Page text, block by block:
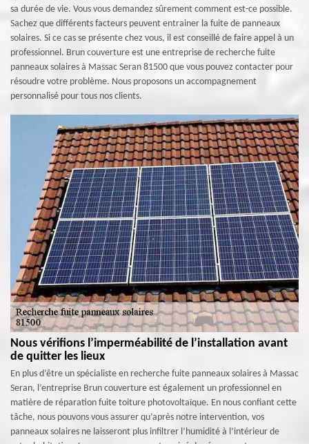
sa durée de vie. Vous vous demandez sûrement comment est-ce possible.
Sachez que différents facteurs peuvent entrainer la fuite de panneaux
solaires. Si ce cas se présente chez vous, il est conseillé de faire appel à un
professionnel. Brun couverture est une entreprise de recherche fuite
panneaux solaires à Massac Seran 81500 que vous pouvez contacter pour
résoudre votre problème. Nous proposons un accompagnement
personnalisé pour tous nos clients.
Nous vérifions l’imperméabilité de l’installation avant
de quitter les lieux
En plus d’être un spécialiste en recherche fuite panneaux solaires à Massac
Seran, l’entreprise Brun couverture est également un professionnel en
matière de réparation fuite toiture photovoltaïque. En nous confiant cette
tâche, nous pouvons vous assurer qu’après notre intervention, vos
panneaux solaires ne laisseront plus infiltrer l’humidité à l’intérieur de